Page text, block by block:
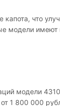
что
модели имеют
модели
1 800 000